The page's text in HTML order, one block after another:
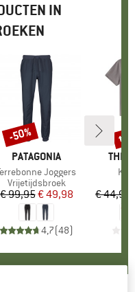
IN
MERK
PATAGONIA
Joggers
Productgroep
Vrijetijdsbroek
Prijs
€ 99,95Verlaagde prijs
€ 49,98
4,7(48)
Korting
-50%
MERK
THE
€ 44,95
tot